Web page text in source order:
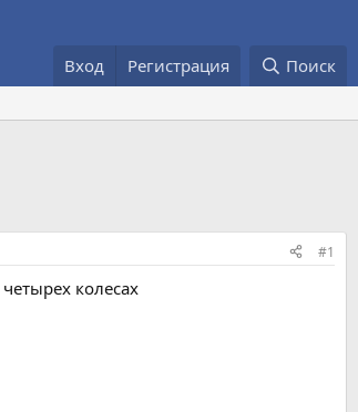
Вход Регистрация Поиск
#1
колесах